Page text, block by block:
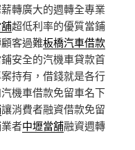
轉廣大的週轉全專業
超低利率的優質當鋪
客過難板橋汽車借款
安全的汽機車貸款首
持有，借錢就是各行
機車借款免留車名下
‎讓消費者融資借款免留
者中壢當舖融資週轉